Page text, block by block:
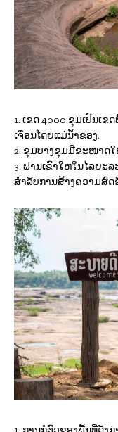
1. ເຂດ 4000 ຂຸມເປັນເ
ເຈື່ອນໂດຍແມ່ນໍ້າຂອງ.
2. ຂຸມບາງຂຸມມີຂະໜາດ
3. ຟານເຂົາໃຫໃນໄລຍະ
ສໍາລັບການສ້າງຄວາມສົດ